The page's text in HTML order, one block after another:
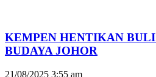
KEMPEN HENTIKAN
BUDAYA JOHOR
21/08/2025 3:55 am